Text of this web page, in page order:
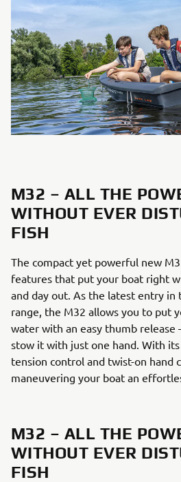
M32 – ALL THE
WITHOUT EVER
FISH
The compact yet powerful new
features that put your boat right
and day out. As the latest entry
range, the M32 allows you to put
water with an easy thumb release
stow it with just one hand. With
tension control and twist-on hand
maneuvering your boat an
M32 – ALL THE
WITHOUT EVER
FISH